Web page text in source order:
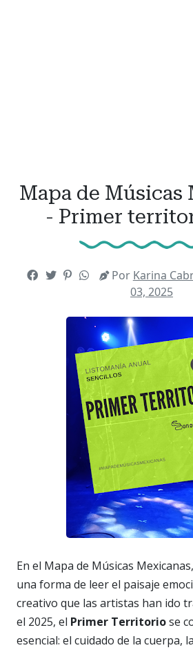
Mapa de Músicas
- Primer
Por Karina
03, 2025
En el Mapa de Músicas
una forma de leer el paisaje
creativo que las artistas han ido
el 2025, el Primer Territoriose
esencial: el cuidado de la cuerpa,